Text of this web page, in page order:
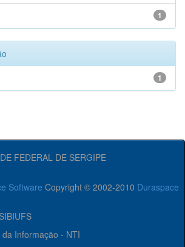
1
1
FEDERAL DE SERGIPE
Software Copyright © 2002-2010 Duraspace
Informação - NTI